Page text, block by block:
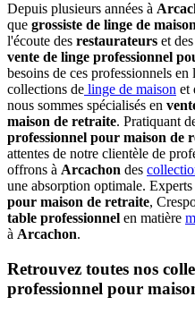
Depuis plusieurs années à
que grossiste de linge de
l'écoute des restaurateurs et des
vente de linge professionnel
besoins de ces professionnels
collections de linge de maison et
nous sommes spécialisés en
maison de retraite. Pratiquant
professionnel pour maison de
attentes de notre clientèle de
offrons à Arcachon des
une absorption optimale. Experts
pour maison de retraite,
table professionnel en matière
à Arcachon.
Retrouvez toutes nos
professionnel pour